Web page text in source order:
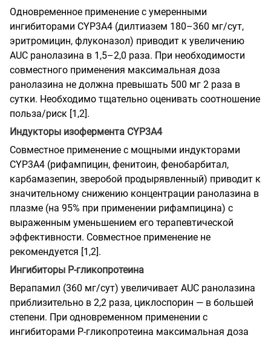
Одновременное применение с умеренными
ингибиторами CYP3A4 (дилтиазем 180–360 мг/сут,
эритромицин, флуконазол) приводит к увеличению
AUC ранолазина в 1,5–2,0 раза. При необходимости
совместного применения максимальная доза
ранолазина не должна превышать 500 мг 2 раза в
сутки. Необходимо тщательно оценивать соотношение
польза/риск [1,2].
Индукторы изофермента CYP3A4
Совместное применение с мощными индукторами
CYP3A4 (рифампицин, фенитоин, фенобарбитал,
карбамазепин, зверобой продырявленный) приводит к
значительному снижению концентрации ранолазина в
плазме (на 95% при применении рифампицина) с
выраженным уменьшением его терапевтической
эффективности. Совместное применение не
рекомендуется [1,2].
Ингибиторы Р-гликопротеина
Верапамил (360 мг/сут) увеличивает AUC ранолазина
приблизительно в 2,2 раза, циклоспорин — в большей
степени. При одновременном применении с
ингибиторами P-гликопротеина максимальная доза